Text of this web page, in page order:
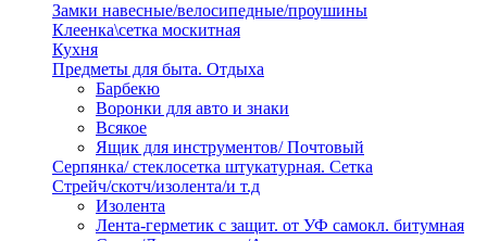
Замки навесные/велосипедные/проушины
Клеенка\сетка москитная
Кухня
Предметы для быта. Отдыха
Барбекю
Воронки для авто и знаки
Всякое
Ящик для инструментов/ Почтовый
Серпянка/ стеклосетка штукатурная. Сетка
Стрейч/скотч/изолента/и т.д
Изолента
Лента-герметик с защит. от УФ самокл. битумная